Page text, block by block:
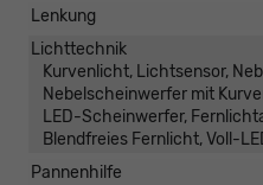
Lenkung
Lichttechnik
Kurvenlicht, Lichtsensor,
Nebelscheinwerfer mit
LED-Scheinwerfer,
Blendfreies Fernlicht, Voll-
Pannenhilfe